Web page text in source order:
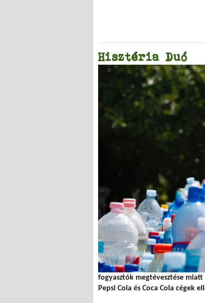
Hisztéria Duó
fogyasztók megtévesztése
Pepsi Cola és Coca Cola cégek